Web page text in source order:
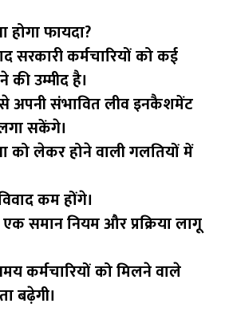
होगा फायदा?
कर्मचारियों को कई
उम्मीद है।
अपनी संभावित लीव इनकैशमेंट
सकेंगे।
को लेकर होने वाली गलतियों में
कम होंगे।
समान नियम और प्रक्रिया लागू
कर्मचारियों को मिलने वाले
बढ़ेगी।